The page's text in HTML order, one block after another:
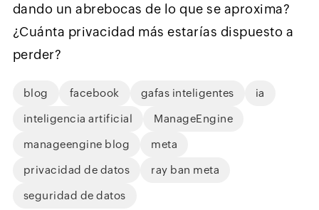
dando un abrebocas de lo que se aproxima?
¿Cuánta privacidad más estarías dispuesto a
perder?
blog facebook gafas inteligentes ia
inteligencia artificial ManageEngine
manageengine blog meta
privacidad de datos ray ban meta
seguridad de datos